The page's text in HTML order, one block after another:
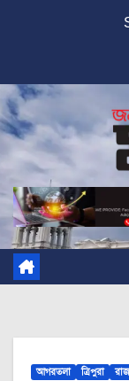
আগরতলা ত্রিপুরা